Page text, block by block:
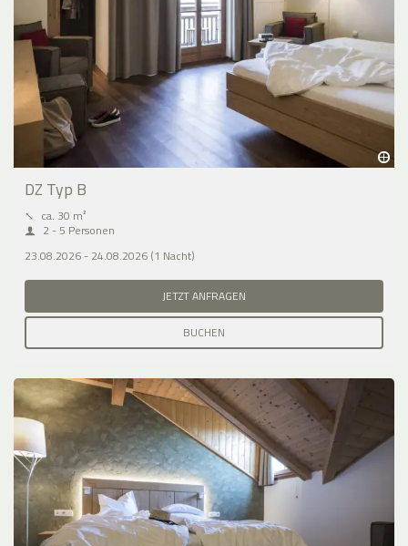
DZ Typ B
⤡ ca. 30 m²
2 - 5 Personen
23.08.2026 - 24.08.2026 (1 Nacht)
JETZT ANFRAGEN
BUCHEN